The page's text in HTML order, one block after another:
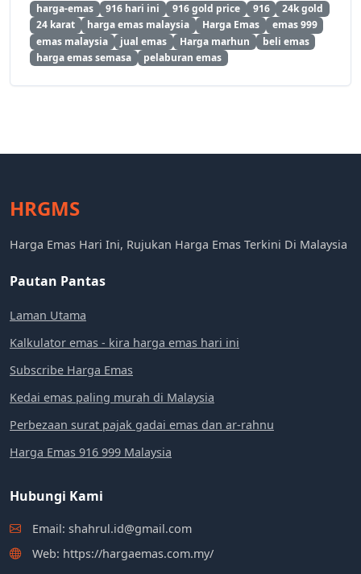
harga-emas 916 hari ini 916 gold price 916
24k gold
24 karat
harga emas malaysia Harga Emas
emas 999
emas malaysia
jual emas Harga marhun
beli emas
harga emas semasa
pelaburan emas
HRGMS
Harga Emas Hari Ini, Rujukan Harga Emas Terkini Di Malaysia
Pautan Pantas
Laman Utama
Kalkulator emas - kira harga emas hari ini
Subscribe Harga Emas
Kedai emas paling murah di Malaysia
Perbezaan surat pajak gadai emas dan ar-rahnu
Harga Emas 916 999 Malaysia
Hubungi Kami
Email: shahrul.id@gmail.com
Web: https://hargaemas.com.my/